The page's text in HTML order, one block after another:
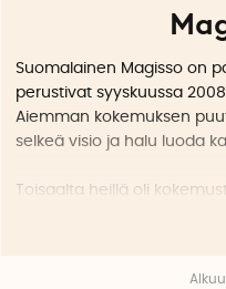
Suomalainen Magisso on
perustivat syyskuussa
Aiemman kokemuksen
selkeä visio ja halu luoda
Toisaalta heillä oli
jokapäiväistä elämää.